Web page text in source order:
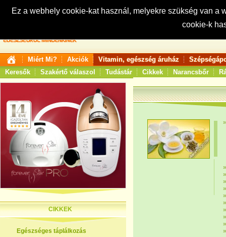
Ez a webhely cookie-kat használ, melyekre szükség van
cookie-k
Keresés:
Miért Mi? Akciók Vitamin, egészség áruház
Keresők
Szakértő válaszol Tudástár Cikkek Narancsbőr
CIKKEK
Egészséges táplálkozás